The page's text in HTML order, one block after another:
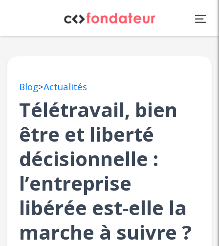
Blog>Actualités
Télétravail, bien
être et liberté
décisionnelle :
l’entreprise
libérée est-elle la
marche à suivre ?